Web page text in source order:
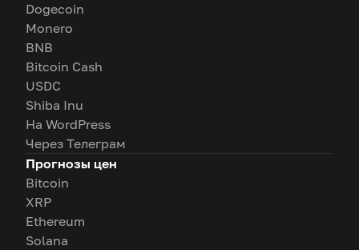
Dogecoin
Monero
BNB
Bitcoin Cash
USDC
Shiba Inu
На WordPress
Через Телеграм
Прогнозы цен
Bitcoin
XRP
Ethereum
Solana